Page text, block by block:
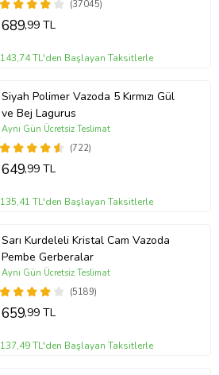
(37045)
689,99 TL
143,74 TL'den Başlayan Taksitlerle
Siyah Polimer Vazoda 5 Kırmızı Gül
ve Bej Lagurus
(722)
Aynı Gün Ücretsiz Teslimat
649,99 TL
135,41 TL'den Başlayan Taksitlerle
Sarı Kurdeleli Kristal Cam Vazoda
Pembe Gerberalar
(5189)
Aynı Gün Ücretsiz Teslimat
659,99 TL
137,49 TL'den Başlayan Taksitlerle